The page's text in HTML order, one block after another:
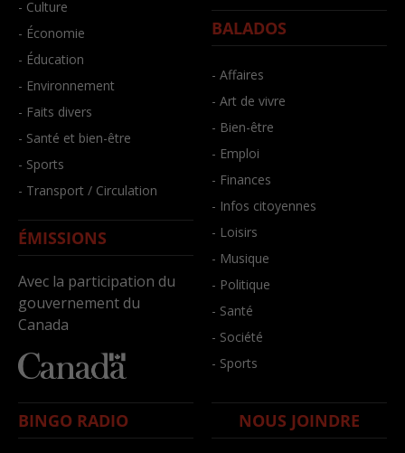
- Culture
- Économie
- Éducation
- Environnement
- Faits divers
- Santé et bien-être
- Sports
- Transport / Circulation
ÉMISSIONS
Avec la participation du
gouvernement du
Canada
BALADOS
- Affaires
- Art de vivre
- Bien-être
- Emploi
- Finances
- Infos citoyennes
- Loisirs
- Musique
- Politique
- Santé
- Société
- Sports
BINGO RADIO NOUS JOINDRE